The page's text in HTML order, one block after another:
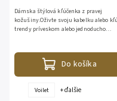
Do košíka
Dámska štýlová kľúčenka z pravej
kožušiny.Oživte svoju kabelku alebo
trendy príveskom alebo jednoducho
Voilet + ďalšie